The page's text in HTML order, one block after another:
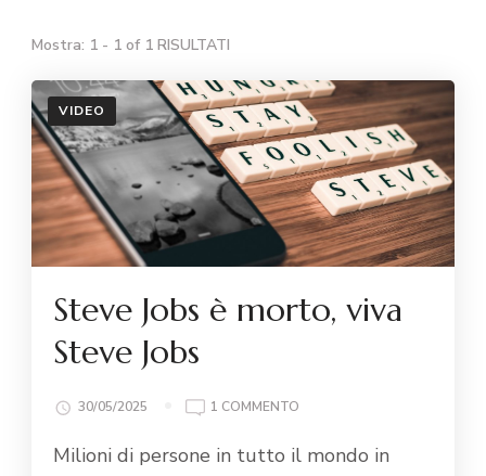
Mostra: 1 - 1 of 1 RISULTATI
VIDEO
Steve Jobs è morto, viva
Steve Jobs
30/05/2025 1 COMMENTO
Milioni di persone in tutto il mondo in